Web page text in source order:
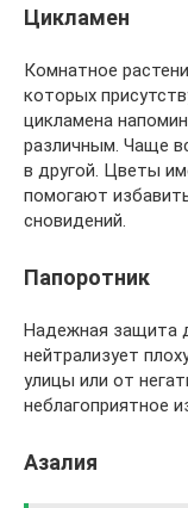
Цикламен
Комнатное
которых
цикламена
различным. Чаще
в другой. Цветы
помогают
сновидений.
Папоротник
Надежная защита
нейтрализует
улицы или от
неблагоприятное
Азалия